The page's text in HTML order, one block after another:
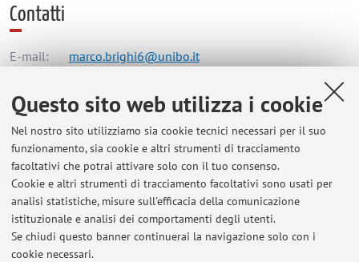
Questo sito web utilizza i cookie
Nel nostro sito utilizziamo sia cookie tecnici necessari per il suo
funzionamento, sia cookie e altri strumenti di tracciamento
facoltativi che potrai attivare solo con il tuo consenso.
Cookie e altri strumenti di tracciamento facoltativi sono usati per
analisi statistiche, misure sull'efficacia della comunicazione
istituzionale e analisi dei comportamenti degli utenti.
Se chiudi questo banner continuerai la navigazione solo con i
cookie necessari.
Contatti
E-mail: marco.brighi6@unibo.it
Dipartimento di Informatica - Scienza e Ingegneria
Mura Anteo Zamboni 7, Bologna -Vai alla mappa
Orario di ricevimento
Su appuntamento via mail al termine della lezione.